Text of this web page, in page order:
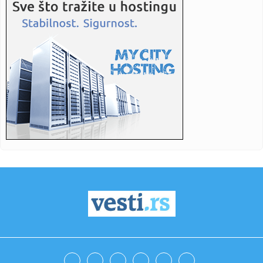
22:19: Hennessey Supercharged Maximus Rumble Bee SRT
22:17:
konstrukci...
22:16:JOKIĆ BRUTALNO PONIŽEN?! Ameri rangirali najbolje
strance u ist...
22:13:Radnički proradio pred praznim tribinama – Zemun upisao
treći...
22:13:Ultimatumi za SAD!
Lokalna vlast opet čisti deponije za slikanje, najavljuju i
VIDEO: Divlja svinja zalutala u metro stanicu u Budimpešti